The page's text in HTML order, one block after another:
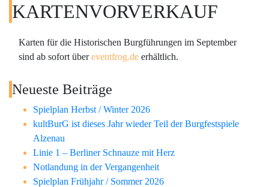
KARTENVORVERKAUF
Karten für die Historischen Burgführungen im September
sind ab sofort übereventfrog.de erhältlich.
Neueste Beiträge
Spielplan Herbst / Winter 2026
kultBurG ist dieses Jahr wieder Teil der Burgfestspiele
Alzenau
Linie 1 – Berliner Schnauze mit Herz
Notlandung in der Vergangenheit
Spielplan Frühjahr / Sommer 2026